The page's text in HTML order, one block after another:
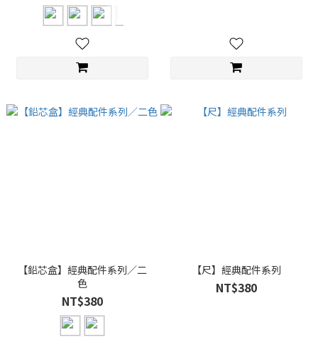
【鉛芯盒】經典配件系列／二
色
NT$380
【尺】經典配件系列
NT$380